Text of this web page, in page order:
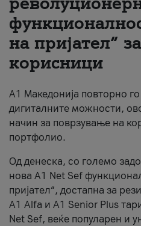
За нас
#ПодобарОнлајн
на пријател“
корисници
А1 Македонија повторно
дигиталните можности,
начин за поврзување на
портфолио.
Од денеска, со големо
нова A1 Net Sef
пријател“, достапна за
А1 Alfa и A1 Senior Plus
Net Sef, веќе популарен и